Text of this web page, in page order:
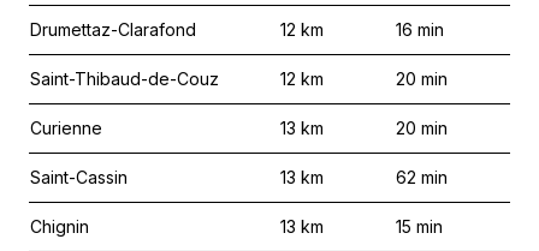
Drumettaz-Clarafond 12 km 16 min
Saint-Thibaud-de-Couz 12 km 20 min
Curienne 13 km 20 min
Saint-Cassin 13 km 62 min
Chignin 13 km 15 min